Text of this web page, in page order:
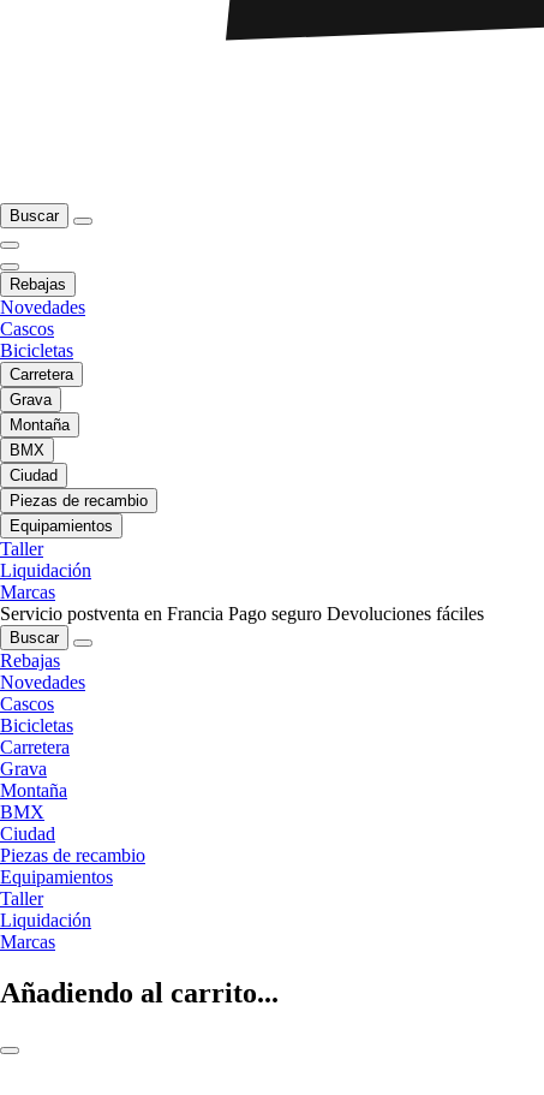
Buscar
Rebajas
Novedades
Cascos
Bicicletas
Carretera
Grava
Montaña
BMX
Ciudad
Piezas de recambio
Equipamientos
Taller
Liquidación
Marcas
Servicio postventa en Francia Pago seguro Devoluciones fáciles
Buscar
Rebajas
Novedades
Cascos
Bicicletas
Carretera
Grava
Montaña
BMX
Ciudad
Piezas de recambio
Equipamientos
Taller
Liquidación
Marcas
Añadiendo al carrito...